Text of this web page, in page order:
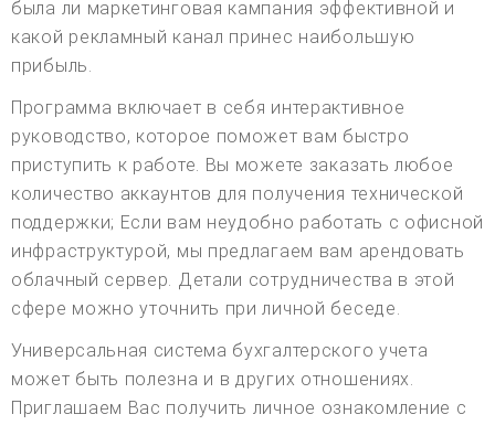
была ли маркетинговая кампания эффективной и
какой рекламный канал принес наибольшую
прибыль.
Программа включает в себя интерактивное
руководство, которое поможет вам быстро
приступить к работе. Вы можете заказать любое
количество аккаунтов для получения технической
поддержки; Если вам неудобно работать с офисной
инфраструктурой, мы предлагаем вам арендовать
облачный сервер. Детали сотрудничества в этой
сфере можно уточнить при личной беседе.
Универсальная система бухгалтерского учета
может быть полезна и в других отношениях.
Приглашаем Вас получить личное ознакомление с